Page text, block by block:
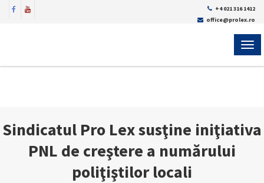
+4 021 316 1412
office@prolex.ro
Sindicatul Pro Lex susţine iniţiativa
PNL de creştere a numărului
poliţiştilor locali